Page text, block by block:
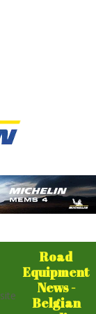
Road
Equipment
News -
Belgian